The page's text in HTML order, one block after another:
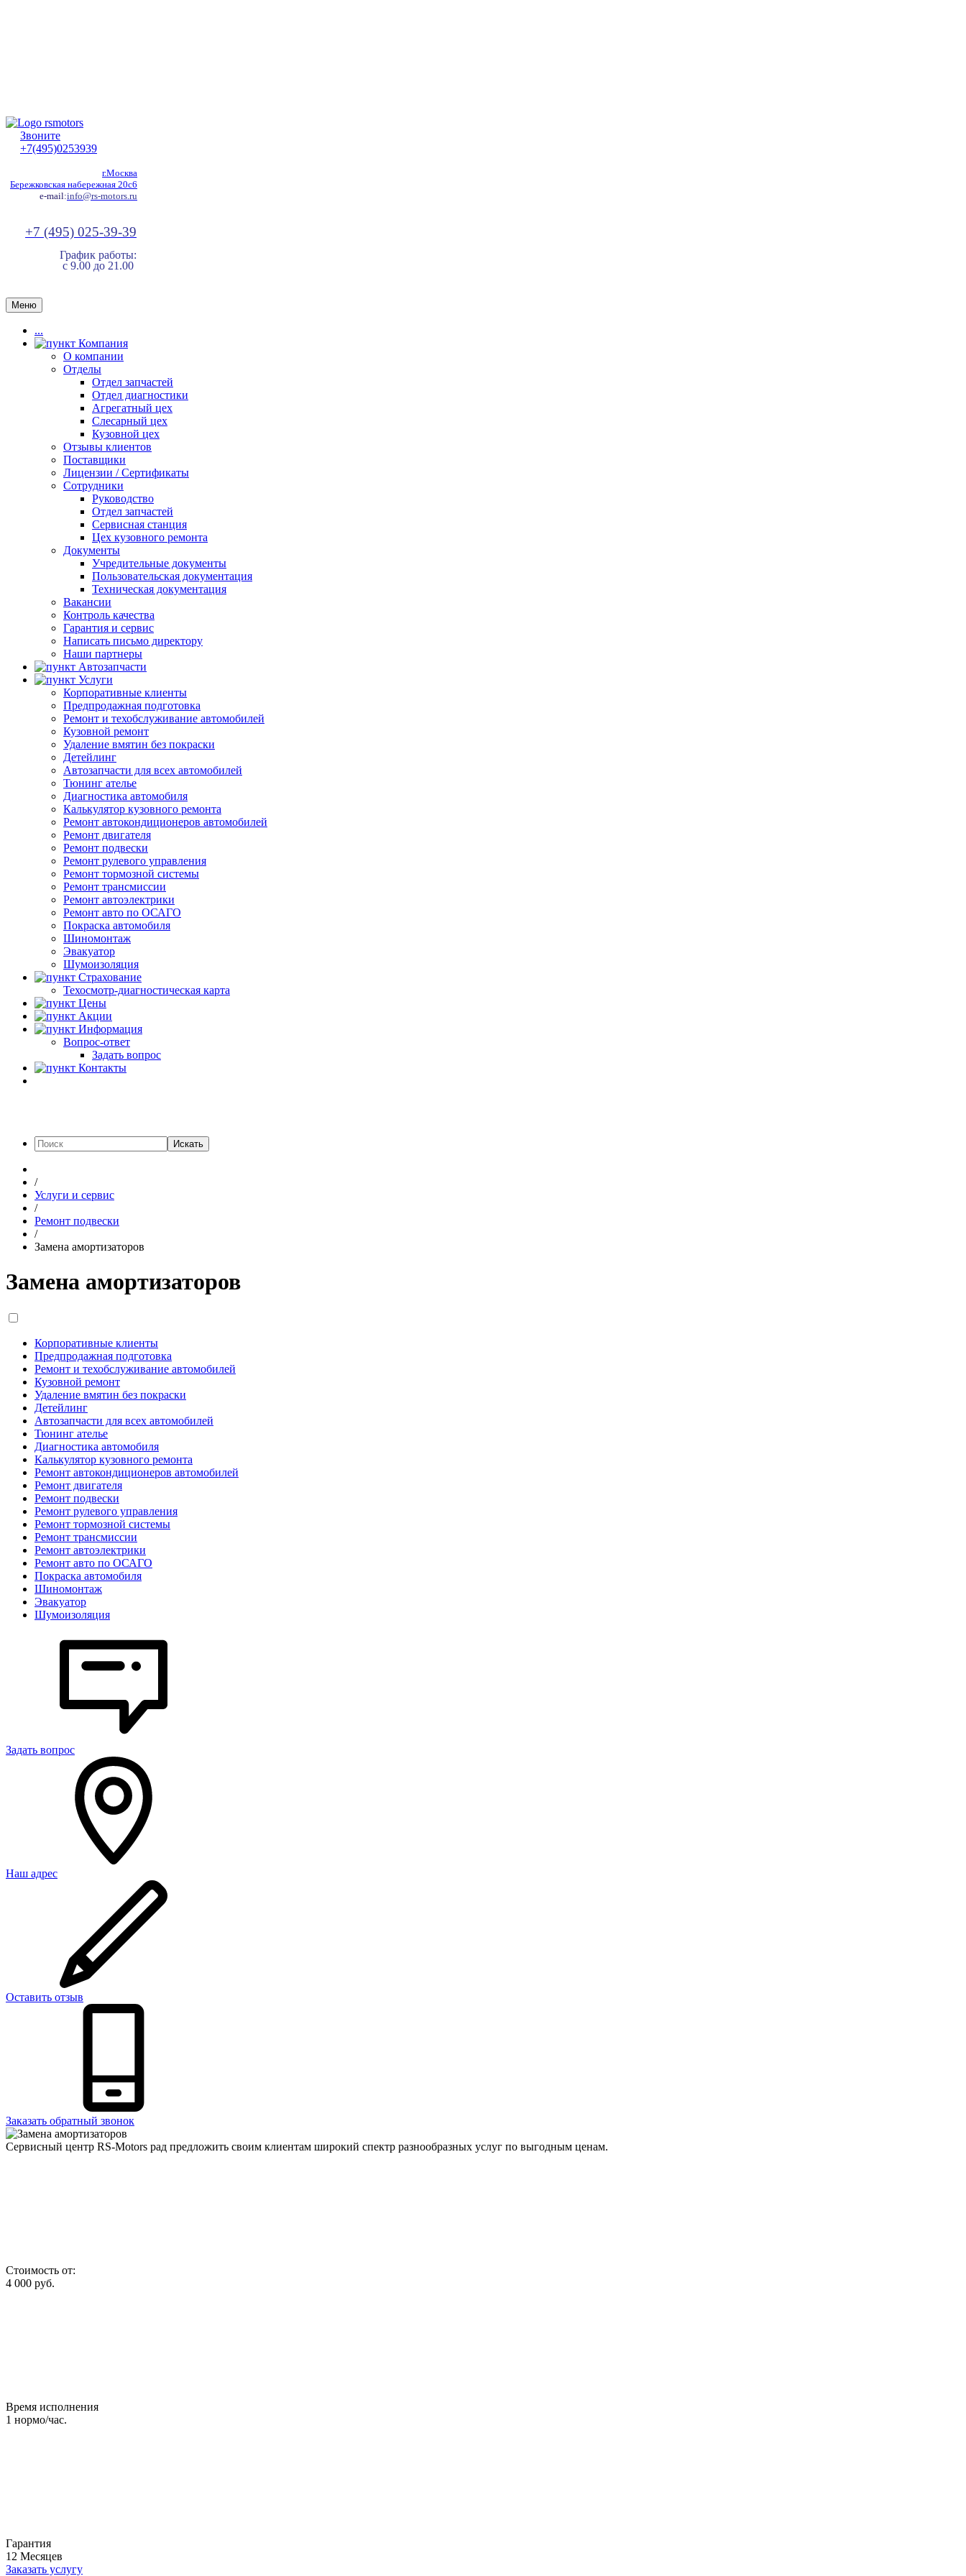
Звоните
+7(495)0253939
г.Москва
Бережковская набережная 20с6
e-mail:info@rs-motors.ru
+7 (495) 025-39-39
График работы:
с 9.00 до 21.00
Меню
...
Компания
О компании
Отделы
Отдел запчастей
Отдел диагностики
Агрегатный цех
Слесарный цех
Кузовной цех
Отзывы клиентов
Поставщики
Лицензии / Сертификаты
Сотрудники
Руководство
Отдел запчастей
Сервисная станция
Цех кузовного ремонта
Документы
Учредительные документы
Пользовательская документация
Техническая документация
Вакансии
Контроль качества
Гарантия и сервис
Написать письмо директору
Наши партнеры
Автозапчасти
Услуги
Корпоративные клиенты
Предпродажная подготовка
Ремонт и техобслуживание автомобилей
Кузовной ремонт
Удаление вмятин без покраски
Детейлинг
Автозапчасти для всех автомобилей
Тюнинг ателье
Диагностика автомобиля
Калькулятор кузовного ремонта
Ремонт автокондиционеров автомобилей
Ремонт двигателя
Ремонт подвески
Ремонт рулевого управления
Ремонт тормозной системы
Ремонт трансмиссии
Ремонт автоэлектрики
Ремонт авто по ОСАГО
Покраска автомобиля
Шиномонтаж
Эвакуатор
Шумоизоляция
Страхование
Техосмотр-диагностическая карта
Цены
Акции
Информация
Вопрос-ответ
Задать вопрос
Контакты
Искать
/
Услуги и сервис
/
Ремонт подвески
/
Замена амортизаторов
Замена амортизаторов
Корпоративные клиенты
Предпродажная подготовка
Ремонт и техобслуживание автомобилей
Кузовной ремонт
Удаление вмятин без покраски
Детейлинг
Автозапчасти для всех автомобилей
Тюнинг ателье
Диагностика автомобиля
Калькулятор кузовного ремонта
Ремонт автокондиционеров автомобилей
Ремонт двигателя
Ремонт подвески
Ремонт рулевого управления
Ремонт тормозной системы
Ремонт трансмиссии
Ремонт автоэлектрики
Ремонт авто по ОСАГО
Покраска автомобиля
Шиномонтаж
Эвакуатор
Шумоизоляция
Задать вопрос
Наш адрес
Оставить отзыв
Заказать обратный звонок
Сервисный центр RS-Motors рад предложить своим клиентам широкий спектр разнообразных услуг по выгодным ценам.
Стоимость от:
4 000 руб.
Время исполнения
1 нормо/час.
Гарантия
12 Месяцев
Заказать услугу